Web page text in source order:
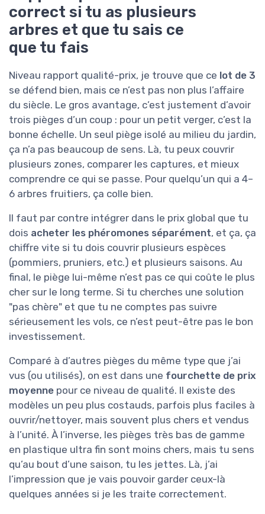
correct si tu as plusieurs
arbres et que tu sais ce
que tu fais
Niveau rapport qualité-prix, je trouve que ce lot de 3
se défend bien, mais ce n’est pas non plus l’affaire
du siècle. Le gros avantage, c’est justement d’avoir
trois pièges d’un coup : pour un petit verger, c’est la
bonne échelle. Un seul piège isolé au milieu du jardin,
ça n’a pas beaucoup de sens. Là, tu peux couvrir
plusieurs zones, comparer les captures, et mieux
comprendre ce qui se passe. Pour quelqu’un qui a 4–
6 arbres fruitiers, ça colle bien.
Il faut par contre intégrer dans le prix global que tu
dois acheter les phéromones séparément, et ça, ça
chiffre vite si tu dois couvrir plusieurs espèces
(pommiers, pruniers, etc.) et plusieurs saisons. Au
final, le piège lui-même n’est pas ce qui coûte le plus
cher sur le long terme. Si tu cherches une solution
"pas chère" et que tu ne comptes pas suivre
sérieusement les vols, ce n’est peut-être pas le bon
investissement.
Comparé à d’autres pièges du même type que j’ai
vus (ou utilisés), on est dans une fourchette de prix
moyenne pour ce niveau de qualité. Il existe des
modèles un peu plus costauds, parfois plus faciles à
ouvrir/nettoyer, mais souvent plus chers et vendus
à l’unité. À l’inverse, les pièges très bas de gamme
en plastique ultra fin sont moins chers, mais tu sens
qu’au bout d’une saison, tu les jettes. Là, j’ai
l’impression que je vais pouvoir garder ceux-là
quelques années si je les traite correctement.